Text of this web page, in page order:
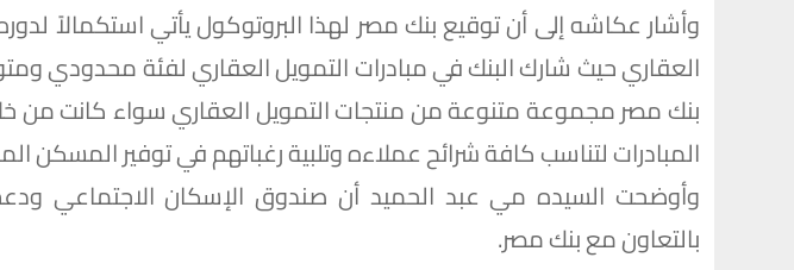
وأشار عكاشه إلى أن توقيع بنك مصر لهذا البروتوكول يأتي استكمالاً
العقاري حيث شارك البنك في مبادرات التمويل العقاري لفئة محدودي
بنك مصر مجموعة متنوعة من منتجات التمويل العقاري سواء كانت من
المبادرات لتناسب كافة شرائح عملاءه وتلبية رغباتهم في توفير المسكن
وأوضحت السيده مي عبد الحميد أن صندوق الإسكان الاجتماعي ودعم
بالتعاون مع بنك مصر.